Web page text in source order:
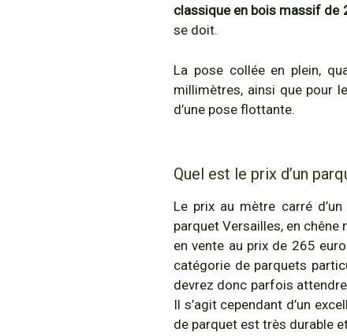
classique en bois massif de
se doit.
La pose collée en plein,
millimètres, ainsi que pour
d’une pose flottante.
Quel est le prix d’un
Le prix au mètre carré
parquet Versailles, en
en vente au prix de 265
catégorie de parquets
devrez donc parfois
Il s’agit cependant d’un
de parquet est très durable